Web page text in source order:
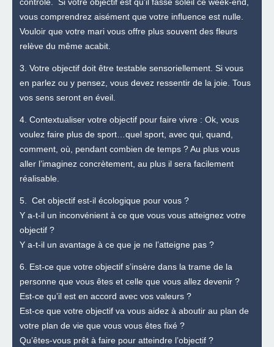
vous comprendrez aisément que votre influence est nulle.
Vouloir que votre mari vous offre plus souvent des fleurs
relève du même acabit.
3. Votre objectif doit être testable sensoriellement. Si vous
en parlez ou y pensez, vous devez ressentir de la joie. Tous
vos sens seront en éveil.
4. Contextualiser votre objectif pour faire vivre : Ok, vous
voulez faire plus de sport…quel sport, avec qui, quand,
comment, où, pendant combien de temps ? Au plus vous
aller l’imaginez concrètement, au plus il sera facilement
réalisable.
5. Cet objectif est-il écologique pour vous ?
Y a-t-il un inconvénient à ce que vous vous atteignez votre
objectif ?
Y a-t-il un avantage à ce que je ne l’atteigne pas ?
6. Est-ce que votre objectif s’insère dans la trame de la
personne que vous êtes et celle que vous allez devenir ?
Est-ce qu’il est en accord avec vos valeurs ?
Est-ce que votre objectif va vous aidez à aboutir au plan de
votre plan de vie que vous vous êtes fixé ?
Qu’êtes-vous prêt à faire pour atteindre l’objectif ?